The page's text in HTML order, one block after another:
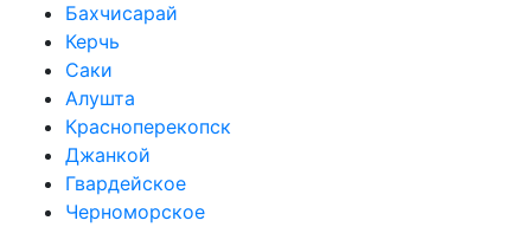
Бахчисарай
Керчь
Саки
Алушта
Красноперекопск
Джанкой
Гвардейское
Черноморское